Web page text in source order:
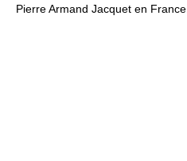
Pierre Armand Jacquet en France.